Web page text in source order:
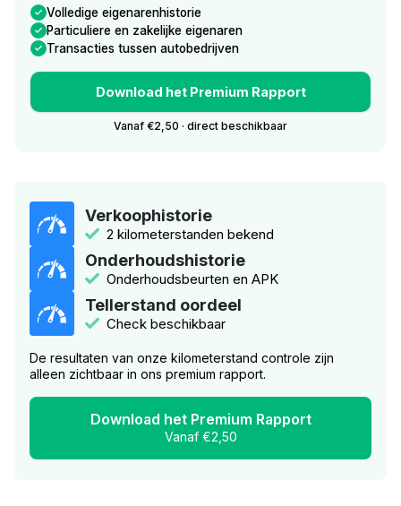
Volledige eigenarenhistorie
Particuliere en zakelijke eigenaren
Transacties tussen autobedrijven
Download het Premium Rapport
Vanaf €2,50 · direct beschikbaar
Verkoophistorie
2 kilometerstanden bekend
Onderhoudshistorie
Onderhoudsbeurten en APK
Tellerstand oordeel
Check beschikbaar
De resultaten van onze kilometerstand controle zijn
alleen zichtbaar in ons premium rapport.
Download het Premium Rapport
Vanaf €2,50